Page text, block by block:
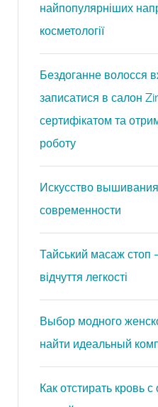
найпопулярніших
косметології
Бездоганне волосся
записатися в салон
сертифікатом та
роботу
Искусство
современности
Тайський масаж стоп
відчуття легкості
Выбор модного
найти идеальный
Как отстирать кровь